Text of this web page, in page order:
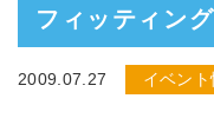
フィッティン
2009.07.27 イベント